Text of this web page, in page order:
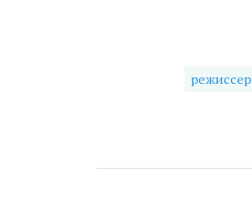
режиссер